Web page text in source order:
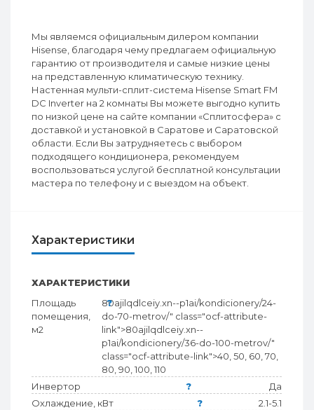
Мы являемся официальным дилером компании
Hisense, благодаря чему предлагаем официальную
гарантию от производителя и самые низкие цены
на представленную климатическую технику.
Настенная мульти-сплит-система Hisense Smart FM
DC Inverter на 2 комнаты Вы можете выгодно купить
по низкой цене на сайте компании «Сплитосфера» с
доставкой и установкой в Саратове и Саратовской
области. Если Вы затрудняетесь с выбором
подходящего кондиционера, рекомендуем
воспользоваться услугой бесплатной консультации
мастера по телефону и с выездом на объект.
Характеристики
ХАРАКТЕРИСТИКИ
Площадь
помещения,
м2
?
80ajilqdlceiy.xn--p1ai/kondicionery/24-
do-70-metrov/" class="ocf-attribute-
link">80ajilqdlceiy.xn--
p1ai/kondicionery/36-do-100-metrov/"
class="ocf-attribute-link">40,50, 60, 70,
80, 90, 100, 110
Инвертор
?
Да
Охлаждение, кВт
?
2.1-5.1